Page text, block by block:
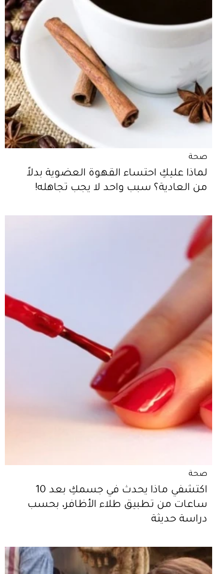
صحة
لماذا عليكِ احتساء القهوة العضوية بدلاً
من العادية؟ سبب واحد لا يجب تجاهله!
صحة
اكتشفي ماذا يحدث في جسمكِ بعد 10
ساعات من تطبيق طلاء الأظافر، بحسب
دراسة حديثة